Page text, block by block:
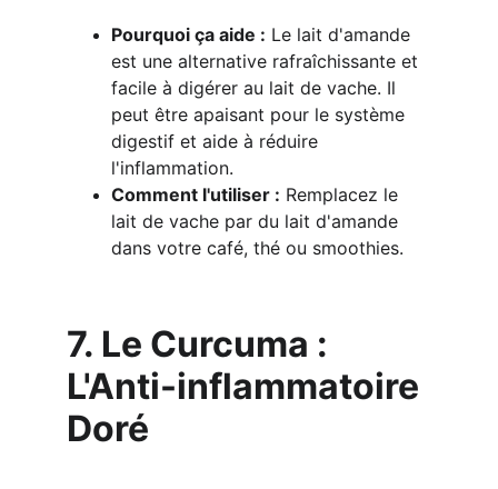
Pourquoi ça aide : Le lait d'amande
est une alternative rafraîchissante et
facile à digérer au lait de vache. Il
peut être apaisant pour le système
digestif et aide à réduire
l'inflammation.
Comment l'utiliser : Remplacez le
lait de vache par du lait d'amande
dans votre café, thé ou smoothies.
7. Le Curcuma :
L'Anti-inflammatoire
Doré